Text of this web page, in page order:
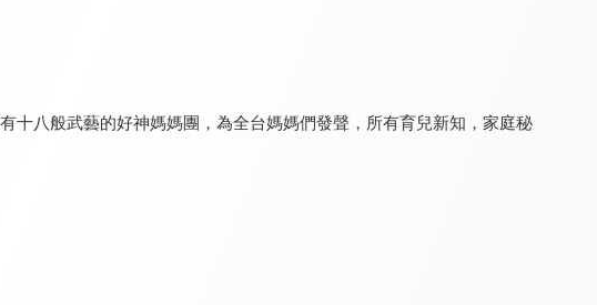
十八般武藝的好神媽媽團，為全台媽媽們發聲，所有育兒新知，家庭秘